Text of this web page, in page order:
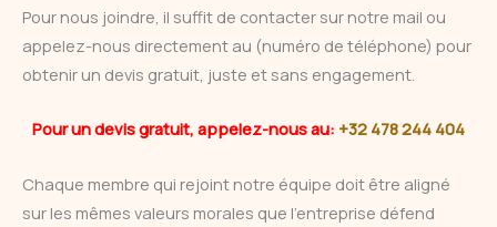
Pour nous joindre, il suffit de contacter sur notre mail ou
appelez-nous directement au (numéro de téléphone) pour
obtenir un devis gratuit, juste et sans engagement.
Pour un devis gratuit, appelez-nous au: +32 478 244 404
Chaque membre qui rejoint notre équipe doit être aligné
sur les mêmes valeurs morales que l’entreprise défend